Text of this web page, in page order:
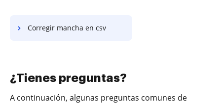
Corregir mancha en csv
¿Tienes preguntas?
A continuación, algunas preguntas comunes de